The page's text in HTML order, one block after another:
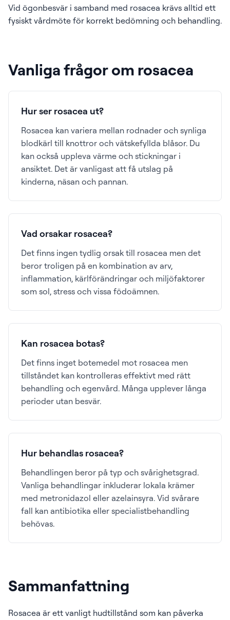
Vid ögonbesvär i samband med rosacea krävs alltid ett
fysiskt vårdmöte för korrekt bedömning och behandling.
Vanliga frågor om rosacea
Hur ser rosacea ut?
Rosacea kan variera mellan rodnader och synliga
blodkärl till knottror och vätskefyllda blåsor. Du
kan också uppleva värme och stickningar i
ansiktet. Det är vanligast att få utslag på
kinderna, näsan och pannan.
Vad orsakar rosacea?
Det finns ingen tydlig orsak till rosacea men det
beror troligen på en kombination av arv,
inflammation, kärlförändringar och miljöfaktorer
som sol, stress och vissa födoämnen.
Kan rosacea botas?
Det finns inget botemedel mot rosacea men
tillståndet kan kontrolleras effektivt med rätt
behandling och egenvård. Många upplever långa
perioder utan besvär.
Hur behandlas rosacea?
Behandlingen beror på typ och svårighetsgrad.
Vanliga behandlingar inkluderar lokala krämer
med metronidazol eller azelainsyra. Vid svårare
fall kan antibiotika eller specialistbehandling
behövas.
Sammanfattning
Rosacea är ett vanligt hudtillstånd som kan påverka